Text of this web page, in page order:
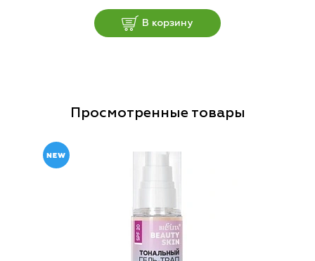
В корзину
Просмотренные товары